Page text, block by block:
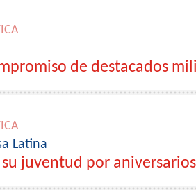
de destacados
Latina
juventud por